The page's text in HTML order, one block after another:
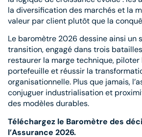
la diversification des marchés et la
valeur par client plutôt que la
Le baromètre 2026 dessine ainsi un
transition, engagé dans trois
restaurer la marge technique, piloter
portefeuille et réussir la
organisationnelle. Plus que jamais,
conjuguer industrialisation et
des modèles durables.
Téléchargez le Baromètre des
l’Assurance 2026.